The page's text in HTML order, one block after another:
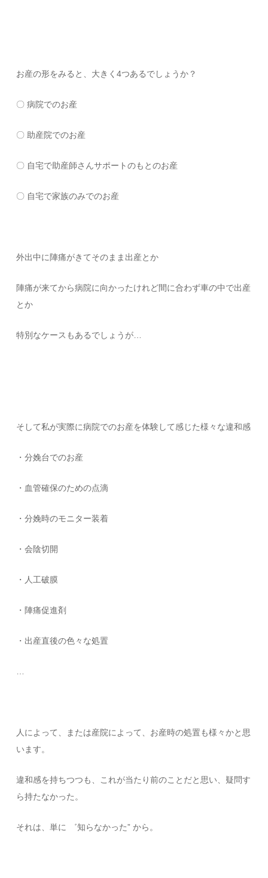
お産の形をみると、大きく4つあるでしょうか？
〇 病院でのお産
〇 助産院でのお産
〇 自宅で助産師さんサポートのもとのお産
〇 自宅で家族のみでのお産
外出中に陣痛がきてそのまま出産とか
陣痛が来てから病院に向かったけれど間に合わず車の中で出産
とか
特別なケースもあるでしょうが…
そして私が実際に病院でのお産を体験して感じた様々な違和感
・分娩台でのお産
・血管確保のための点滴
・分娩時のモニター装着
・会陰切開
・人工破膜
・陣痛促進剤
・出産直後の色々な処置
…
人によって、または産院によって、お産時の処置も様々かと思
います。
違和感を持ちつつも、これが当たり前のことだと思い、疑問す
ら持たなかった。
それは、単に ゛知らなかった” から。